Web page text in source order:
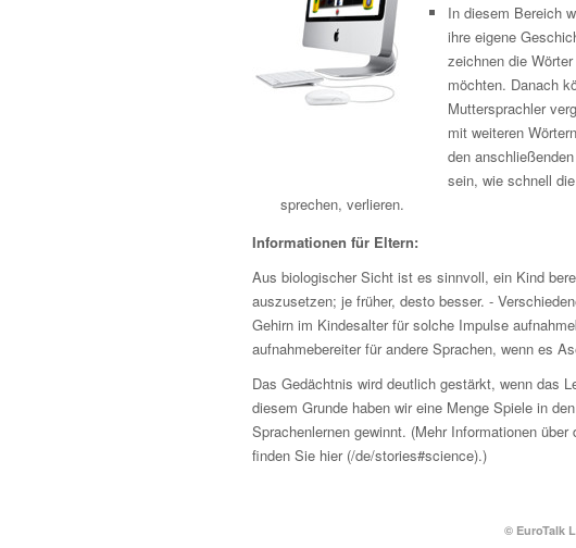
In diesem Bereich
ihre eigene
zeichnen die
möchten. Danach
Muttersprachler
mit weiteren
den
sein, wie schnell
sprechen, verlieren.
Informationen für Eltern:
Aus biologischer Sicht ist es sinnvoll, ein Kind
auszusetzen; je früher, desto besser. -
Gehirn im Kindesalter für solche Impulse
aufnahmebereiter für andere Sprachen, wenn es
Das Gedächtnis wird deutlich gestärkt, wenn das
diesem Grunde haben wir eine Menge Spiele in
Sprachenlernen gewinnt. (Mehr Informationen
finden Sie hier (/de/stories#science).)
© EuroTalk